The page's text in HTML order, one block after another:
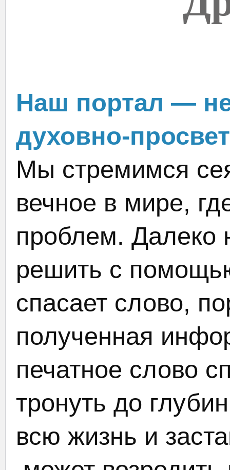
Наш портал —
духовно-
Мы стремимся
вечное в мире,
проблем. Далеко
решить с
спасает слово,
полученная
печатное слово
тронуть до
всю жизнь и